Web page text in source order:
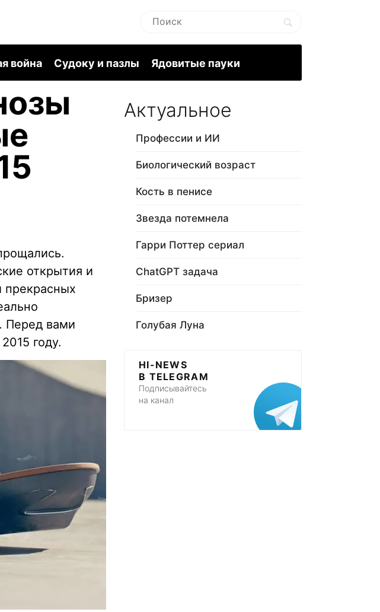
война Судоку и пазлы Ядовитые пауки
открытия и
прекрасных
Перед вами
году.
Актуальное
Профессии и ИИ
Биологический возраст
Кость в пенисе
Звезда потемнела
Гарри Поттер сериал
ChatGPT задача
Бризер
Голубая Луна
HI-NEWS
В TELEGRAM
Подписывайтесь
на канал